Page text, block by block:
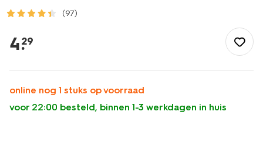
(97)
slapen/huishouden/schoonmaken/afwasborstel-
met-
kop-
zwart-
20540034.html
4.
29
online nog 1 stuks op voorraad
voor 22:00 besteld, binnen 1-3 werkdagen in huis